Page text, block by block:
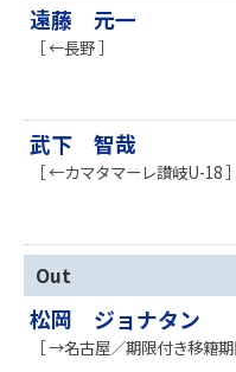
遠藤 元一
［ ←長野 ］
武下 智哉
［ ←カマタマーレ讃岐U-18 ］
Out
松岡 ジョナタン
［ →名古屋／期限付き移籍期